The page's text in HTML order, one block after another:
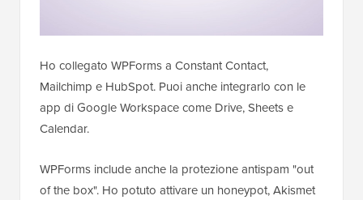
Ho collegato WPForms a Constant Contact,
Mailchimp e HubSpot. Puoi anche integrarlo con le
app di Google Workspace come Drive, Sheets e
Calendar.
WPForms include anche la protezione antispam "out
of the box". Ho potuto attivare un honeypot, Akismet